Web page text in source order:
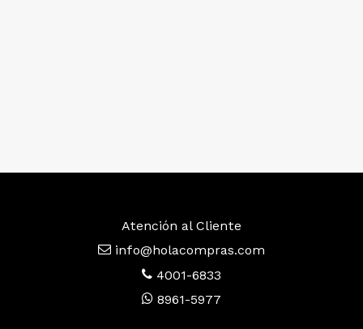
Atención al Cliente
info@holacompras.com
4001-6833
8961-5977